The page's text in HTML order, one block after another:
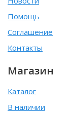
Помощь
Соглашение
Контакты
Магазин
Каталог
В наличии